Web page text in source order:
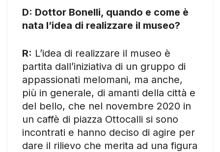
D: Dottor Bonelli, quando e come è
nata l’idea di realizzare il museo?
R: L’idea di realizzare il museo è
partita dall’iniziativa di un gruppo di
appassionati melomani, ma anche,
più in generale, di amanti della città e
del bello, che nel novembre 2020 in
un caffè di piazza Ottocalli si sono
incontrati e hanno deciso di agire per
dare il rilievo che merita ad una figura